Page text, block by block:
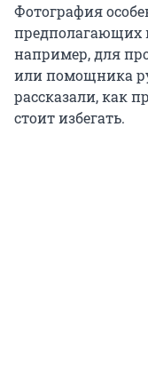
Фотография
предполагающих
например, для
или помощника
рассказали, как
стоит избегать.